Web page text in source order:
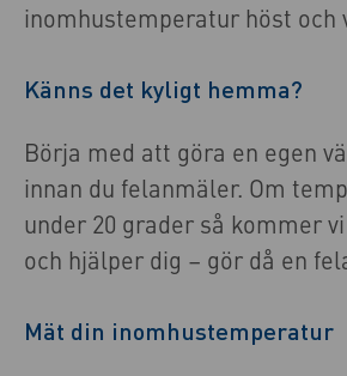
inomhustemperatur höst och
Känns det kyligt hemma?
Börja med att göra en egen
innan du felanmäler. Om
under 20 grader så kommer
och hjälper dig – gör då en
Mät din inomhustemperatur